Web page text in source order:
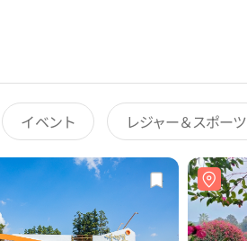
イベント レジャー＆スポーツ